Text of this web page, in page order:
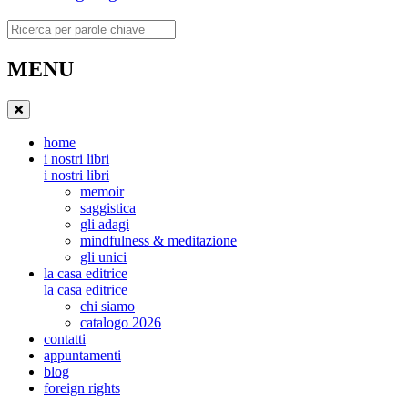
Ricerca
MENU
home
i nostri libri
i nostri libri
memoir
saggistica
gli adagi
mindfulness & meditazione
gli unici
la casa editrice
la casa editrice
chi siamo
catalogo 2026
contatti
appuntamenti
blog
foreign rights